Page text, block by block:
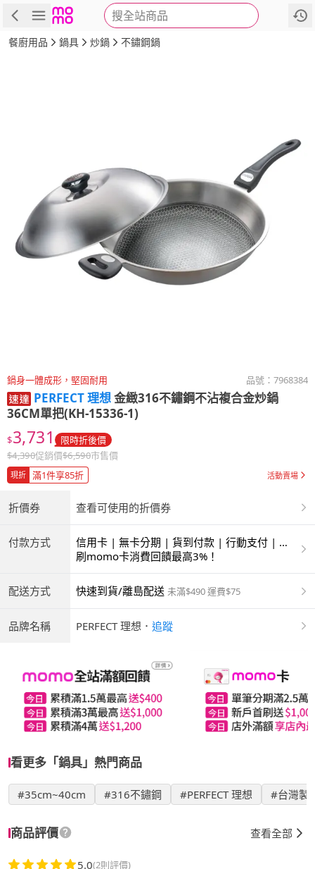
搜全站商品
商品 評價 詳情
餐廚用品 鍋具 炒鍋 不鏽鋼鍋
鍋身一體成形，堅固耐用 品號： 7968384
PERFECT 理想金緻316不鏽鋼不沾複合金炒鍋
36CM單把(KH-15336-1)
$3,731 限時折後價
$4,390促銷價$6,590市售價
現折 滿1件享85折 活動賣場
折價券 查看可使用的折價券
付款方式
信用卡 | 無卡分期 | 貨到付款 | 行動支付 | 超
商付款 | ATM | 銀聯卡
刷momo卡消費回饋最高3%！
配送方式 快速到貨/離島配送 未滿$490 運費$75
品牌名稱 PERFECT 理想 ． 追蹤
看更多「鍋具」熱門商品
#35cm~40cm #316不鏽鋼 #PERFECT 理想 #台灣製
商品評價 查看全部
5.0(2則評價)